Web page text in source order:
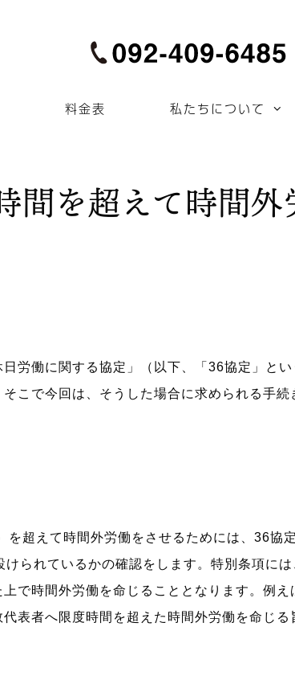
料金表 私たちについて
を超えて時間外
労働に関する協定」（以下、「36協定」と
こで今回は、そうした場合に求められる手続
超えて時間外労働をさせるためには、36協
られているかの確認をします。特別条項に
で時間外労働を命じることとなります。例え
表者へ限度時間を超えた時間外労働を命じ